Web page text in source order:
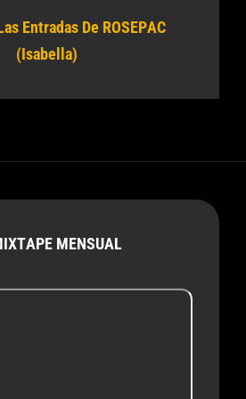
Entradas De ROSEPAC
(Isabella)
MENSUAL